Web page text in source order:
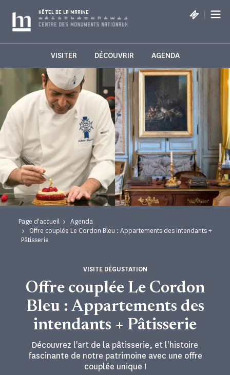
HÔTEL DE LA MARINE |
VISITER DÉCOUVRIR AGENDA
Page d'accueil
Agenda
Offre couplée Le Cordon Bleu : Appartements des intendants +
Pâtisserie
Offre couplée Le Cordon
Bleu : Appartements des
intendants + Pâtisserie
VISITE DÉGUSTATION
Découvrez l'art de la pâtisserie, et l'histoire
fascinante de notre patrimoine avec une offre
couplée unique !